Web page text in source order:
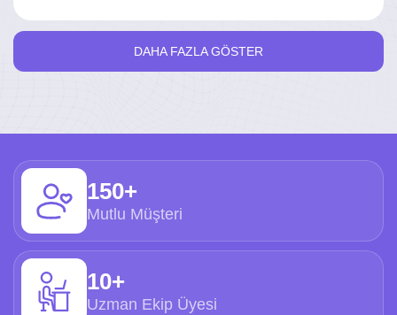
DAHA FAZLA GÖSTER
150+
Mutlu Müşteri
10+
Uzman Ekip Üyesi